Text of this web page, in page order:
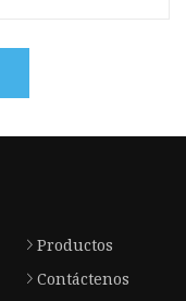
Productos
Contáctenos